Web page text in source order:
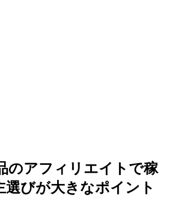
のアフィリエイトで稼
選びが大きなポイント